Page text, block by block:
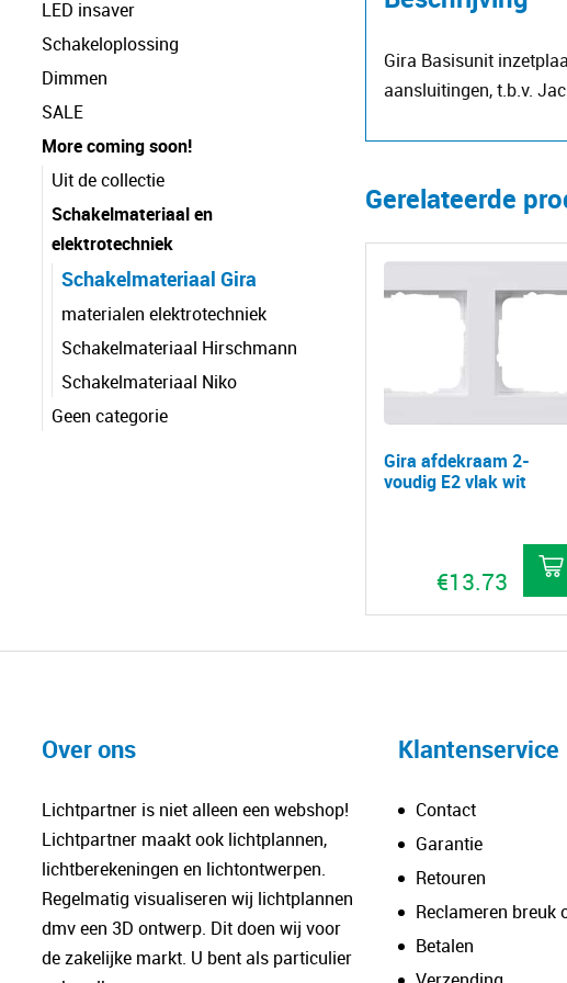
LED insaver
Schakeloplossing
Dimmen
SALE
More coming soon!
Uit de collectie
Schakelmateriaal en
elektrotechniek
Schakelmateriaal Gira
materialen elektrotechniek
Schakelmateriaal Hirschmann
Schakelmateriaal Niko
Geen categorie
Gira Basisunit
aansluitingen, t.b.v.
Gerelateerde
Gira afdekraam 2-
voudig E2 vlak wit
€13.73
Over ons
Lichtpartner is niet alleen een webshop!
Lichtpartner maakt ook lichtplannen,
lichtberekeningen en lichtontwerpen.
Regelmatig visualiseren wij lichtplannen
dmv een 3D ontwerp. Dit doen wij voor
de zakelijke markt. U bent als particulier
Klantenservice
Contact
Garantie
Retouren
Reclameren breuk
Betalen